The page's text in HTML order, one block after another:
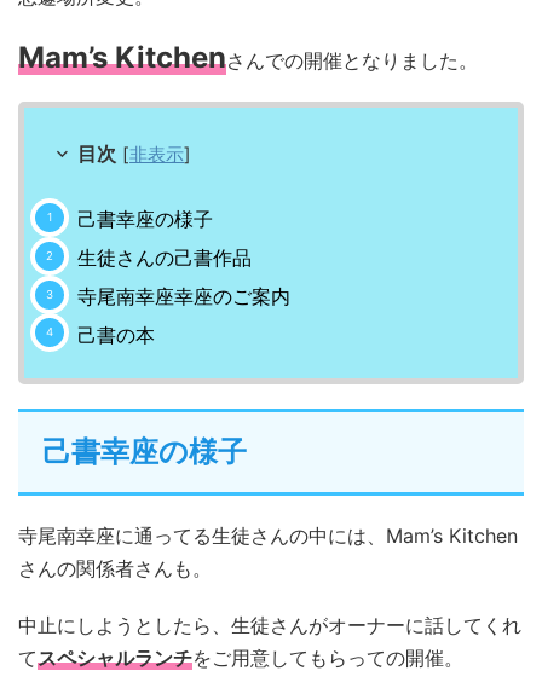
Mam’s Kitchenさんでの開催となりました。
目次 [非表示]
己書幸座の様子
生徒さんの己書作品
寺尾南幸座幸座のご案内
己書の本
己書幸座の様子
寺尾南幸座に通ってる生徒さんの中には、Mam’s Kitchen
さんの関係者さんも。
中止にしようとしたら、生徒さんがオーナーに話してくれ
てスペシャルランチをご用意してもらっての開催。